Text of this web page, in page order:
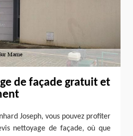
de façade gratuit et
Joseph, vous pouvez profiter
nettoyage de façade, où que